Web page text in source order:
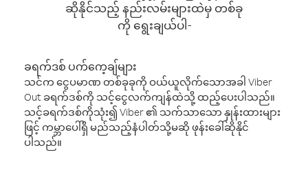
ဆိုနိုင်သည့် နည်းလမ်းများထဲမှ တစ်ခု
ကို ရွေးချယ်ပါ-
ခရက်ဒစ် ပက်ကေ့ချ်များ
သင်က ငွေပမာဏ တစ်ခုခုကို ဝယ်ယူလိုက်သောအခါ Viber
Out ခရက်ဒစ်ကို သင့်ငွေလက်ကျန်ထဲသို့ ထည့်ပေးပါသည်။
သင့်ခရက်ဒစ်ကိုသုံး၍ Viber ၏ သက်သာသော နှုန်းထားများ
ဖြင့် ကမ္ဘာပေါ်ရှိ မည်သည့်နံပါတ်သို့မဆို ဖုန်းခေါ်ဆိုနိုင်
ပါသည်။